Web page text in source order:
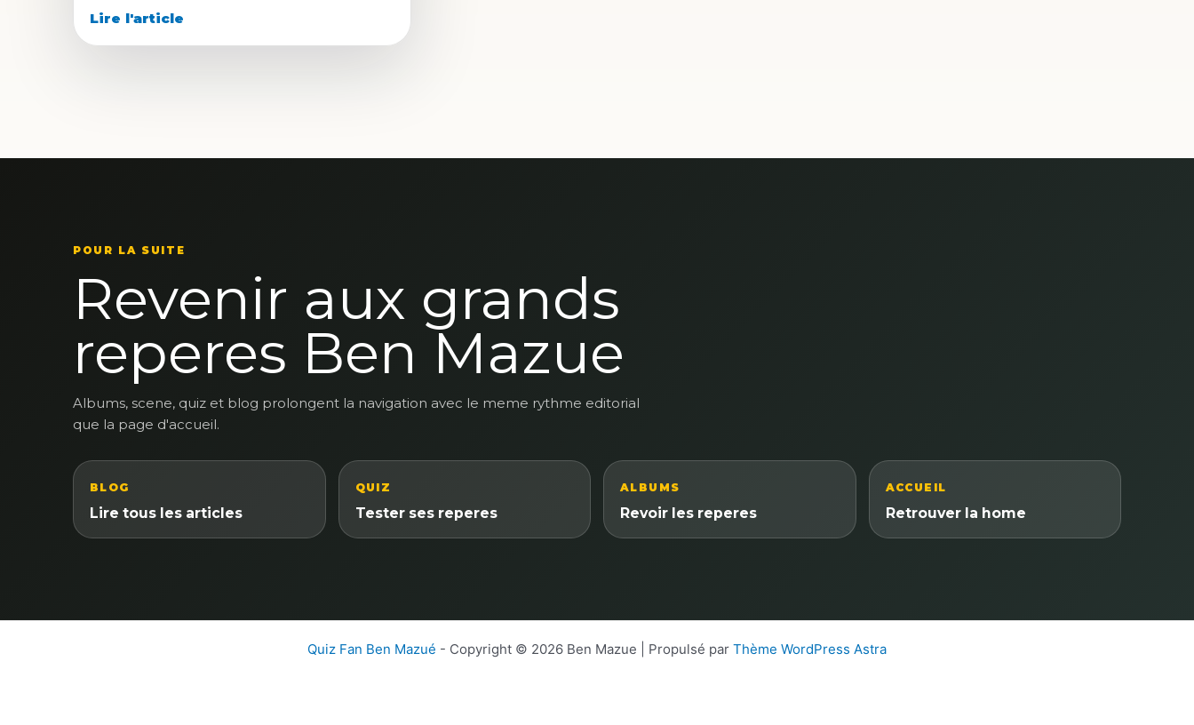
Lire l'article
POUR LA SUITE
Revenir aux grands
reperes Ben Mazue
Albums, scene, quiz et blog prolongent la navigation avec le meme rythme editorial
que la page d'accueil.
BLOG
Lire tous les articles
QUIZ
Tester ses reperes
ALBUMS
Revoir les reperes
ACCUEIL
Retrouver la home
Quiz Fan Ben Mazué - Copyright © 2026 Ben Mazue | Propulsé par Thème WordPress Astra